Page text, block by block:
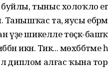
тыныс холоҡло
Танышҡас та, яусы
шикелле төҫкә-
икән. Тик...
лә диплом алғас ҡына